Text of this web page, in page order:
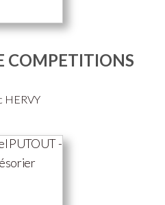
COMPETITIONS
HERVY